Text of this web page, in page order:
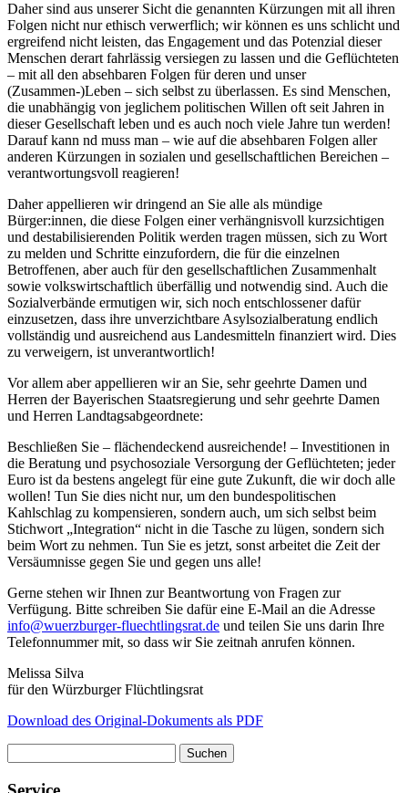
Daher sind aus unserer Sicht die genannten Kürzungen mit all ihren
Folgen nicht nur ethisch verwerflich; wir können es uns schlicht und
ergreifend nicht leisten, das Engagement und das Potenzial dieser
Menschen derart fahrlässig versiegen zu lassen und die Geflüchteten
– mit all den absehbaren Folgen für deren und unser
(Zusammen-)Leben – sich selbst zu überlassen. Es sind Menschen,
die unabhängig von jeglichem politischen Willen oft seit Jahren in
dieser Gesellschaft leben und es auch noch viele Jahre tun werden!
Darauf kann nd muss man – wie auf die absehbaren Folgen aller
anderen Kürzungen in sozialen und gesellschaftlichen Bereichen –
verantwortungsvoll reagieren!
Daher appellieren wir dringend an Sie alle als mündige
Bürger:innen, die diese Folgen einer verhängnisvoll kurzsichtigen
und destabilisierenden Politik werden tragen müssen, sich zu Wort
zu melden und Schritte einzufordern, die für die einzelnen
Betroffenen, aber auch für den gesellschaftlichen Zusammenhalt
sowie volkswirtschaftlich überfällig und notwendig sind. Auch die
Sozialverbände ermutigen wir, sich noch entschlossener dafür
einzusetzen, dass ihre unverzichtbare Asylsozialberatung endlich
vollständig und ausreichend aus Landesmitteln finanziert wird. Dies
zu verweigern, ist unverantwortlich!
Vor allem aber appellieren wir an Sie, sehr geehrte Damen und
Herren der Bayerischen Staatsregierung und sehr geehrte Damen
und Herren Landtagsabgeordnete:
Beschließen Sie – flächendeckend ausreichende! – Investitionen in
die Beratung und psychosoziale Versorgung der Geflüchteten; jeder
Euro ist da bestens angelegt für eine gute Zukunft, die wir doch alle
wollen! Tun Sie dies nicht nur, um den bundespolitischen
Kahlschlag zu kompensieren, sondern auch, um sich selbst beim
Stichwort „Integration“ nicht in die Tasche zu lügen, sondern sich
beim Wort zu nehmen. Tun Sie es jetzt, sonst arbeitet die Zeit der
Versäumnisse gegen Sie und gegen uns alle!
Gerne stehen wir Ihnen zur Beantwortung von Fragen zur
Verfügung. Bitte schreiben Sie dafür eine E-Mail an die Adresse
info@wuerzburger-fluechtlingsrat.de und teilen Sie uns darin Ihre
Telefonnummer mit, so dass wir Sie zeitnah anrufen können.
Melissa Silva
für den Würzburger Flüchtlingsrat
Download des Original-Dokuments als PDF
nach: